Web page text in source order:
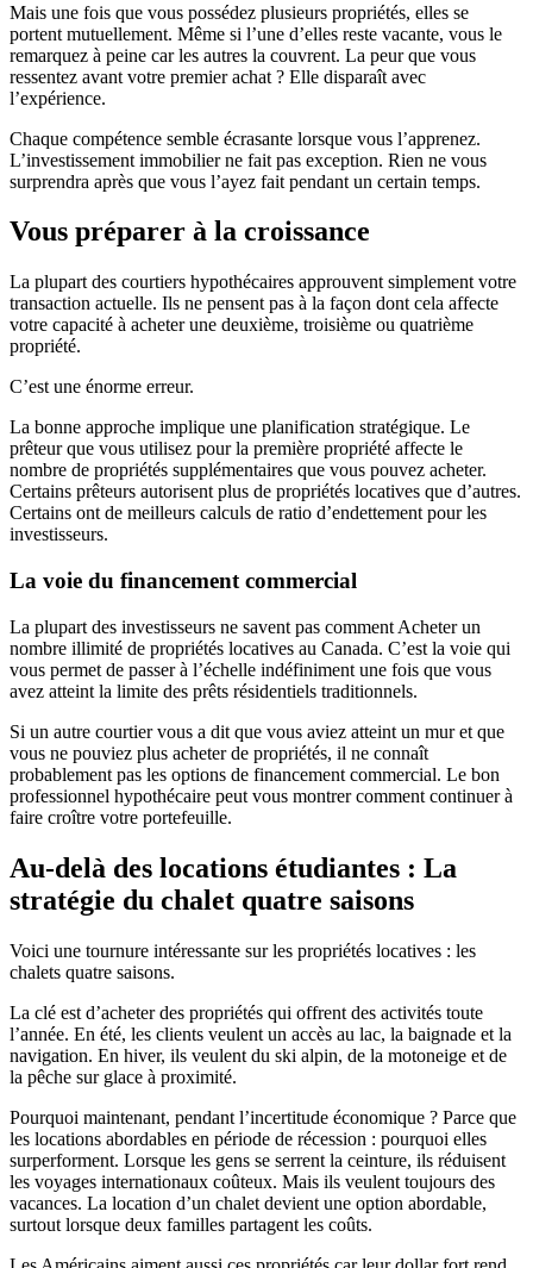
Mais une fois que vous possédez plusieurs propriétés, elles se
portent mutuellement. Même si l’une d’elles reste vacante, vous le
remarquez à peine car les autres la couvrent. La peur que vous
ressentez avant votre premier achat ? Elle disparaît avec
l’expérience.
Chaque compétence semble écrasante lorsque vous l’apprenez.
L’investissement immobilier ne fait pas exception. Rien ne vous
surprendra après que vous l’ayez fait pendant un certain temps.
Vous préparer à la croissance
La plupart des courtiers hypothécaires approuvent simplement votre
transaction actuelle. Ils ne pensent pas à la façon dont cela affecte
votre capacité à acheter une deuxième, troisième ou quatrième
propriété.
C’est une énorme erreur.
La bonne approche implique une planification stratégique. Le
prêteur que vous utilisez pour la première propriété affecte le
nombre de propriétés supplémentaires que vous pouvez acheter.
Certains prêteurs autorisent plus de propriétés locatives que d’autres.
Certains ont de meilleurs calculs de ratio d’endettement pour les
investisseurs.
La voie du financement commercial
La plupart des investisseurs ne savent pas comment Acheter un
nombre illimité de propriétés locatives au Canada. C’est la voie qui
vous permet de passer à l’échelle indéfiniment une fois que vous
avez atteint la limite des prêts résidentiels traditionnels.
Si un autre courtier vous a dit que vous aviez atteint un mur et que
vous ne pouviez plus acheter de propriétés, il ne connaît
probablement pas les options de financement commercial. Le bon
professionnel hypothécaire peut vous montrer comment continuer à
faire croître votre portefeuille.
Au-delà des locations étudiantes : La
stratégie du chalet quatre saisons
Voici une tournure intéressante sur les propriétés locatives : les
chalets quatre saisons.
La clé est d’acheter des propriétés qui offrent des activités toute
l’année. En été, les clients veulent un accès au lac, la baignade et la
navigation. En hiver, ils veulent du ski alpin, de la motoneige et de
la pêche sur glace à proximité.
Pourquoi maintenant, pendant l’incertitude économique ? Parce que
les locations abordables en période de récession : pourquoi elles
surperforment. Lorsque les gens se serrent la ceinture, ils réduisent
les voyages internationaux coûteux. Mais ils veulent toujours des
vacances. La location d’un chalet devient une option abordable,
surtout lorsque deux familles partagent les coûts.